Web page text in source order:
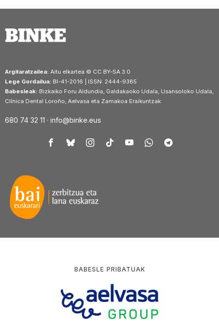
Argitaratzailea: Aitu elkartea © CC BY-SA 3.0
Lege Gordailua: BI-41-2016 | ISSN: 2444-9385
Babesleak: Bizkaiko Foru Aldundia, Galdakaoko Udala, Usansoloko Udala,
Clínica Dental Loroño, Aelvasa eta Zamakoa Eraikuntzak
680 74 32 11 · info@binke.eus
BABESLE PRIBATUAK